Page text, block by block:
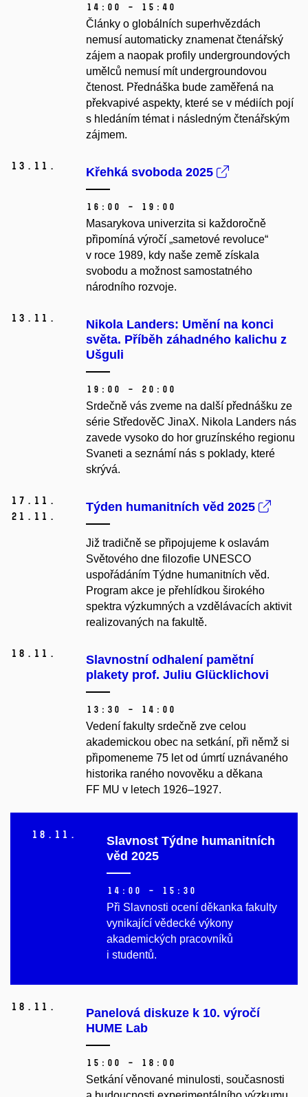
14:00 – 15:40
Články o globálních superhvězdách
nemusí automaticky znamenat čtenářský
zájem a naopak profily undergroundových
umělců nemusí mít undergroundovou
čtenost. Přednáška bude zaměřená na
překvapivé aspekty, které se v médiích pojí
s hledáním témat i následným čtenářským
zájmem.
13. 11. Křehká svoboda 2025
16:00 – 19:00
Masarykova univerzita si každoročně
připomíná výročí „sametové revoluce“
v roce 1989, kdy naše země získala
svobodu a možnost samostatného
národního rozvoje.
13. 11.
Nikola Landers: Umění na konci
světa. Příběh záhadného kalichu z
Ušguli
19:00 – 20:00
Srdečně vás zveme na další přednášku ze
série StředověC JinaX. Nikola Landers nás
zavede vysoko do hor gruzínského regionu
Svaneti a seznámí nás s poklady, které
skrývá.
17. 11.
21. 11.
Týden humanitních věd 2025
Již tradičně se připojujeme k oslavám
Světového dne filozofie UNESCO
uspořádáním Týdne humanitních věd.
Program akce je přehlídkou širokého
spektra výzkumných a vzdělávacích aktivit
realizovaných na fakultě.
18. 11.
Slavnostní odhalení pamětní
plakety prof. Juliu Glücklichovi
13:30 – 14:00
Vedení fakulty srdečně zve celou
akademickou obec na setkání, při němž si
připomeneme 75 let od úmrtí uznávaného
historika raného novověku a děkana
FF MU v letech 1926–1927.
18. 11.
Slavnost Týdne humanitních
věd 2025
14:00 – 15:30
Při Slavnosti ocení děkanka fakulty
vynikající vědecké výkony
akademických pracovníků
i studentů.
18. 11.
Panelová diskuze k 10. výročí
HUME Lab
15:00 – 18:00
Setkání věnované minulosti, současnosti